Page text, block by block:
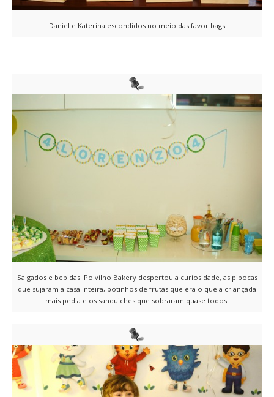
Daniel e Katerina escondidos no meio das favor bags
Salgados e bebidas. Polvilho Bakery despertou a curiosidade, as pipocas
que sujaram a casa inteira, potinhos de frutas que era o que a criançada
mais pedia e os sanduiches que sobraram quase todos.